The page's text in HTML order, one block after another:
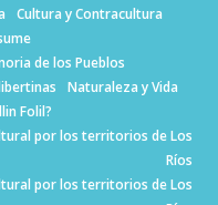
Cultura y Contracultura
de los Pueblos
Naturaleza y Vida
Folil?
por los territorios de Los
Ríos
por los territorios de Los